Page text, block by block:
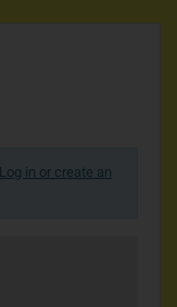
Log in or create an